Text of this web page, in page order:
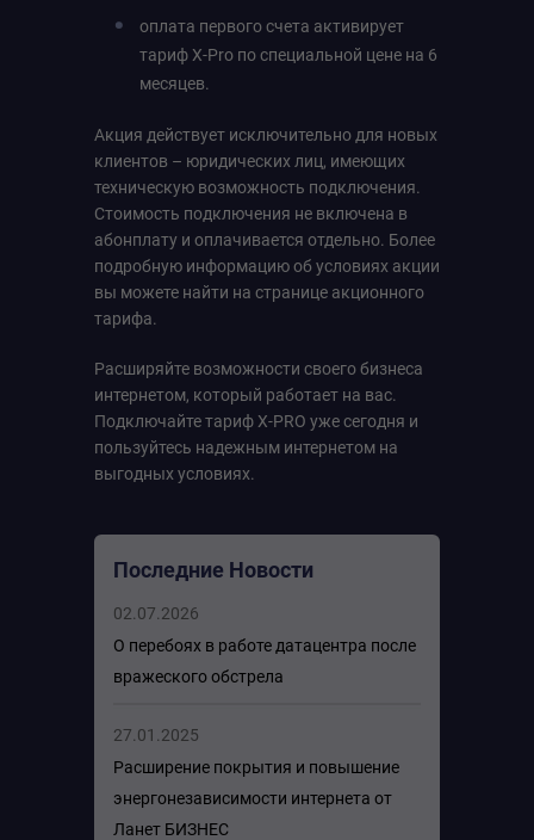
оплата первого счета активирует
тариф Х-Pro по специальной цене на 6
месяцев.
Акция действует исключительно для новых
клиентов – юридических лиц, имеющих
техническую возможность подключения.
Стоимость подключения не включена в
абонплату и оплачивается отдельно. Более
подробную информацию об условиях акции
вы можете найти на странице акционного
тарифа.
Расширяйте возможности своего бизнеса
интернетом, который работает на вас.
Подключайте тариф X-PRO уже сегодня и
пользуйтесь надежным интернетом на
выгодных условиях.
Последние Новости
02.07.2026
О перебоях в работе датацентра после
вражеского обстрела
27.01.2025
Расширение покрытия и повышение
энергонезависимости интернета от
Ланет БИЗНЕС